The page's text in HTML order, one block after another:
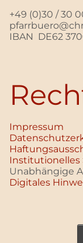
+49 (0)30 / 30
IBAN DE62
Impressum
Institutionelles
Unabhängige
Digitales